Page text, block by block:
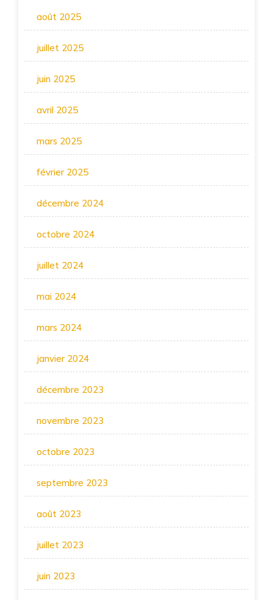
août 2025
juillet 2025
juin 2025
avril 2025
mars 2025
février 2025
décembre 2024
octobre 2024
juillet 2024
mai 2024
mars 2024
janvier 2024
décembre 2023
novembre 2023
octobre 2023
septembre 2023
août 2023
juillet 2023
juin 2023